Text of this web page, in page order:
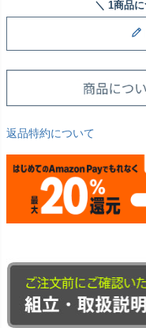
返品特約について